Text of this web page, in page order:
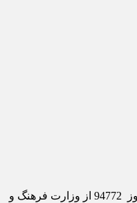
پایگاه خبری پیشتاب نیوز با شماره مجوز 94772 از وزارت فرهنگ و